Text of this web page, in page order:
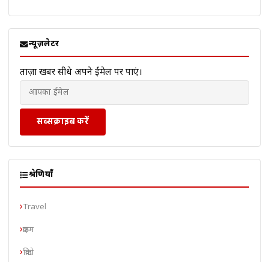
न्यूज़लेटर
ताज़ा खबरें सीधे अपने ईमेल पर पाएं।
सब्सक्राइब करें
श्रेणियाँ
Travel
क्राइम
क्रिप्टो